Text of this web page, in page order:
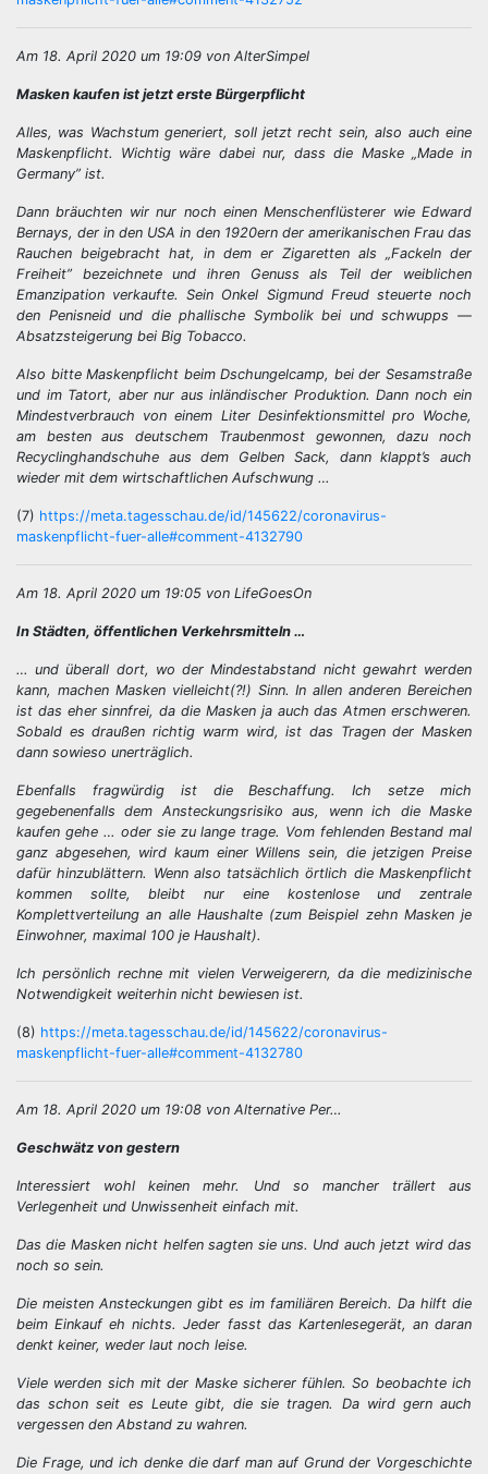
Am 18. April 2020 um 19:09 von AlterSimpel
Masken kaufen ist jetzt erste Bürgerpflicht
Alles, was Wachstum generiert, soll jetzt recht sein, also auch eine
Maskenpflicht. Wichtig wäre dabei nur, dass die Maske „Made in
Germany” ist.
Dann bräuchten wir nur noch einen Menschenflüsterer wie Edward
Bernays, der in den USA in den 1920ern der amerikanischen Frau das
Rauchen beigebracht hat, in dem er Zigaretten als „Fackeln der
Freiheit” bezeichnete und ihren Genuss als Teil der weiblichen
Emanzipation verkaufte. Sein Onkel Sigmund Freud steuerte noch
den Penisneid und die phallische Symbolik bei und schwupps —
Absatzsteigerung bei Big Tobacco.
Also bitte Maskenpflicht beim Dschungelcamp, bei der Sesamstraße
und im Tatort, aber nur aus inländischer Produktion. Dann noch ein
Mindestverbrauch von einem Liter Desinfektionsmittel pro Woche,
am besten aus deutschem Traubenmost gewonnen, dazu noch
Recyclinghandschuhe aus dem Gelben Sack, dann klappt’s auch
wieder mit dem wirtschaftlichen Aufschwung …
(7) https://meta.tagesschau.de/id/145622/coronavirus-
maskenpflicht-fuer-alle#comment-4132790
Am 18. April 2020 um 19:05 von LifeGoesOn
In Städten, öffentlichen Verkehrsmitteln …
… und überall dort, wo der Mindestabstand nicht gewahrt werden
kann, machen Masken vielleicht(?!) Sinn. In allen anderen Bereichen
ist das eher sinnfrei, da die Masken ja auch das Atmen erschweren.
Sobald es draußen richtig warm wird, ist das Tragen der Masken
dann sowieso unerträglich.
Ebenfalls fragwürdig ist die Beschaffung. Ich setze mich
gegebenenfalls dem Ansteckungsrisiko aus, wenn ich die Maske
kaufen gehe … oder sie zu lange trage. Vom fehlenden Bestand mal
ganz abgesehen, wird kaum einer Willens sein, die jetzigen Preise
dafür hinzublättern. Wenn also tatsächlich örtlich die Maskenpflicht
kommen sollte, bleibt nur eine kostenlose und zentrale
Komplettverteilung an alle Haushalte (zum Beispiel zehn Masken je
Einwohner, maximal 100 je Haushalt).
Ich persönlich rechne mit vielen Verweigerern, da die medizinische
Notwendigkeit weiterhin nicht bewiesen ist.
(8) https://meta.tagesschau.de/id/145622/coronavirus-
maskenpflicht-fuer-alle#comment-4132780
Am 18. April 2020 um 19:08 von Alternative Per…
Geschwätz von gestern
Interessiert wohl keinen mehr. Und so mancher trällert aus
Verlegenheit und Unwissenheit einfach mit.
Das die Masken nicht helfen sagten sie uns. Und auch jetzt wird das
noch so sein.
Die meisten Ansteckungen gibt es im familiären Bereich. Da hilft die
beim Einkauf eh nichts. Jeder fasst das Kartenlesegerät, an daran
denkt keiner, weder laut noch leise.
Viele werden sich mit der Maske sicherer fühlen. So beobachte ich
das schon seit es Leute gibt, die sie tragen. Da wird gern auch
vergessen den Abstand zu wahren.
Die Frage, und ich denke die darf man auf Grund der Vorgeschichte